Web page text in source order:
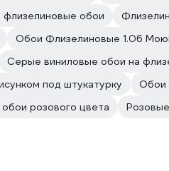
флизелиновые обои
Обои Флизелиновые 1.06
Серые виниловые обои на
под штукатурку Обои
розового цвета